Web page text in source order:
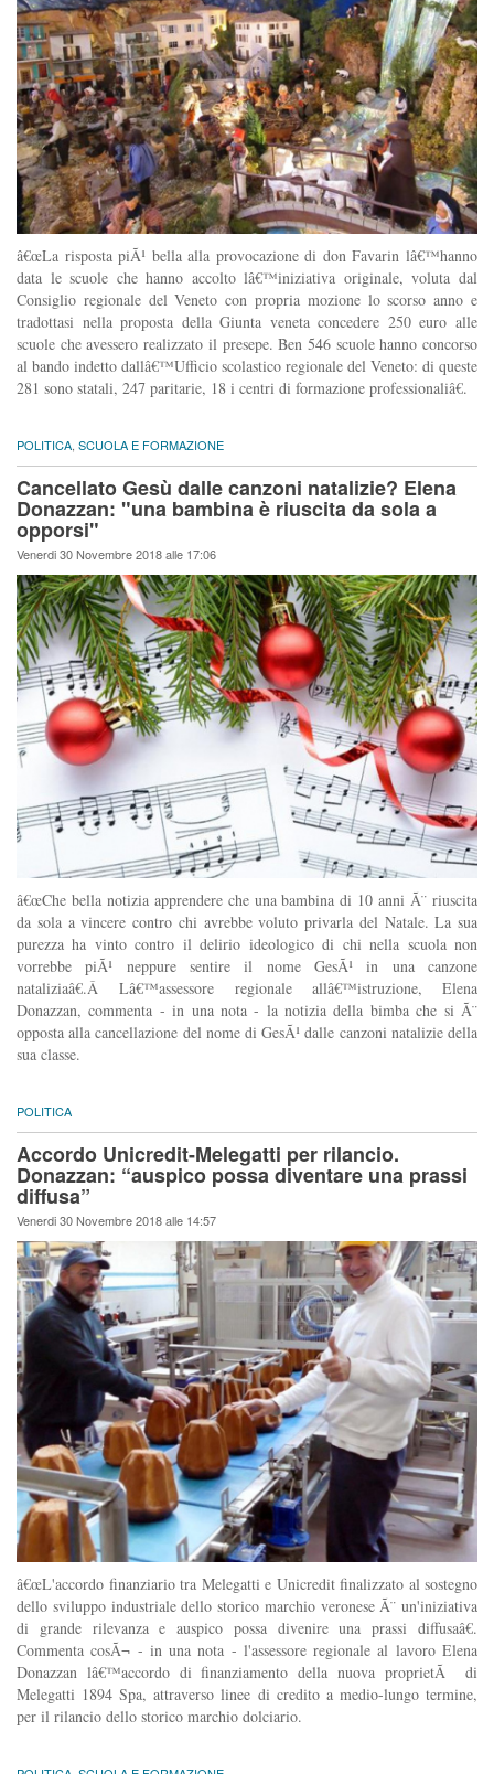
â€œLa risposta piÃ¹ bella alla provocazione di don Favarin lâ€™hanno
data le scuole che hanno accolto lâ€™iniziativa originale, voluta dal
Consiglio regionale del Veneto con propria mozione lo scorso anno e
tradottasi nella proposta della Giunta veneta concedere 250 euro alle
scuole che avessero realizzato il presepe. Ben 546 scuole hanno concorso
al bando indetto dallâ€™Ufficio scolastico regionale del Veneto: di queste
281 sono statali, 247 paritarie, 18 i centri di formazione professionaliâ€.
POLITICA SCUOLA E FORMAZIONE
Cancellato Gesù dalle canzoni natalizie? Elena
Donazzan: "una bambina è riuscita da sola a
opporsi"
Venerdi 30 Novembre 2018 alle 17:06
â€œChe bella notizia apprendere che una bambina di 10 anni Ã¨ riuscita
da sola a vincere contro chi avrebbe voluto privarla del Natale. La sua
purezza ha vinto contro il delirio ideologico di chi nella scuola non
vorrebbe piÃ¹ neppure sentire il nome GesÃ¹ in una canzone
nataliziaâ€.Â Lâ€™assessore regionale allâ€™istruzione, Elena
Donazzan, commenta - in una nota - la notizia della bimba che si Ã¨
opposta alla cancellazione del nome di GesÃ¹ dalle canzoni natalizie della
sua classe.
POLITICA
Accordo Unicredit-Melegatti per rilancio.
Donazzan: “auspico possa diventare una prassi
diffusa”
Venerdi 30 Novembre 2018 alle 14:57
â€œL'accordo finanziario tra Melegatti e Unicredit finalizzato al sostegno
dello sviluppo industriale dello storico marchio veronese Ã¨ un'iniziativa
di grande rilevanza e auspico possa divenire una prassi diffusaâ€.
Commenta cosÃ¬ - in una nota - l'assessore regionale al lavoro Elena
Donazzan lâ€™accordo di finanziamento della nuova proprietÃ di
Melegatti 1894 Spa, attraverso linee di credito a medio-lungo termine,
per il rilancio dello storico marchio dolciario.